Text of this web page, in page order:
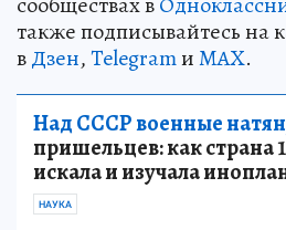
также подписывайтесь на
вДзен,TelegramиMAX.
Над СССР военные
пришельцев: как страна
искала и изучала
НАУКА